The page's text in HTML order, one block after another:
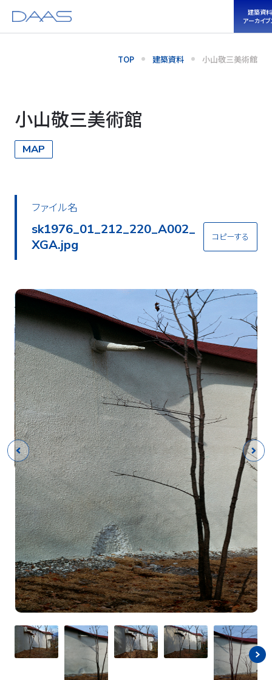
建築資料
アーカイ
TOP 建築資料 小山敬三美術館
小山敬三美術館
MAP
ファイル名
sk1976_01_212_220_A002_
XGA.jpg
コピーする